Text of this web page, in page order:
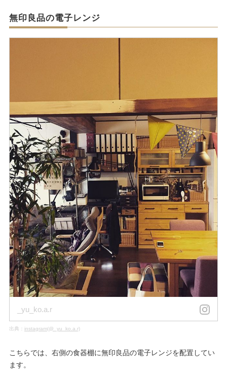
無印良品の電子レンジ
_yu_ko.a.r
出典： instagram(@_yu_ko.a.r)
こちらでは、右側の食器棚に無印良品の電子レンジを配置してい
ます。